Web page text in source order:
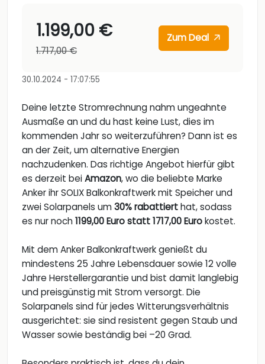
1.199,00 €
1.717,00 €
Zum Deal
30.10.2024 - 17:07:55
Deine letzte Stromrechnung nahm ungeahnte
Ausmaße an und du hast keine Lust, dies im
kommenden Jahr so weiterzuführen? Dann ist es
an der Zeit, um alternative Energien
nachzudenken. Das richtige Angebot hierfür gibt
es derzeit beiAmazon, wo die beliebte Marke
Anker ihr SOLIX Balkonkraftwerk mit Speicher und
zwei Solarpanels um30% rabattierthat, sodass
es nur noch1199,00 Euro statt 1717,00 Eurokostet.
Mit dem Anker Balkonkraftwerk genießt du
mindestens 25 Jahre Lebensdauer sowie 12 volle
Jahre Herstellergarantie und bist damit langlebig
und preisgünstig mit Strom versorgt. Die
Solarpanels sind für jedes Witterungsverhältnis
ausgerichtet: sie sind resistent gegen Staub und
Wasser sowie beständig bei –20 Grad.